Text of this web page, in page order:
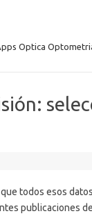
Optica
todos esos
publicaciones